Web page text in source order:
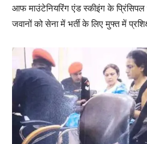
आफ माउंटेनियरिंग एंड स्कीइंग के
जवानों को सेना में भर्ती के लिए मुफ्त में